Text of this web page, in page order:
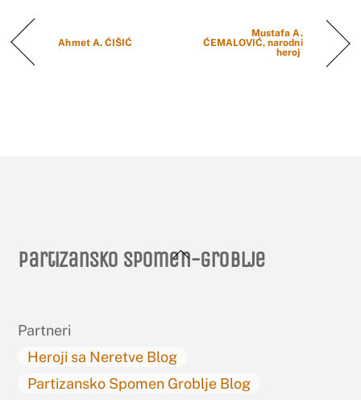
Ahmet A. ĆIŠIĆ
Mustafa A.
ĆEMALOVIĆ, narodni
heroj
Back
Partizansko spomen-groblje
Partneri
Heroji sa Neretve Blog
Partizansko Spomen Groblje Blog